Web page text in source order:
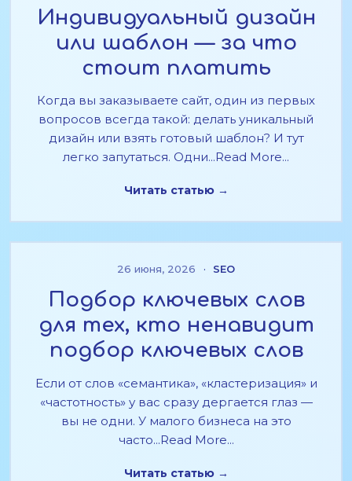
Индивидуальный дизайн
или шаблон — за что
стоит платить
Когда вы заказываете сайт, один из первых
вопросов всегда такой: делать уникальный
дизайн или взять готовый шаблон? И тут
легко запутаться. Одни...Read More...
Читать статью →
26 июня, 2026 · SEO
Подбор ключевых слов
для тех, кто ненавидит
подбор ключевых слов
Если от слов «семантика», «кластеризация» и
«частотность» у вас сразу дергается глаз —
вы не одни. У малого бизнеса на это
часто...Read More...
Читать статью →